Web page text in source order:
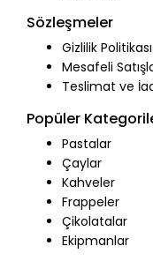
Sözleşmeler
Gizlilik Politikası
Mesafeli
Teslimat ve
Popüler
Pastalar
Çaylar
Kahveler
Frappeler
Çikolatalar
Ekipmanlar